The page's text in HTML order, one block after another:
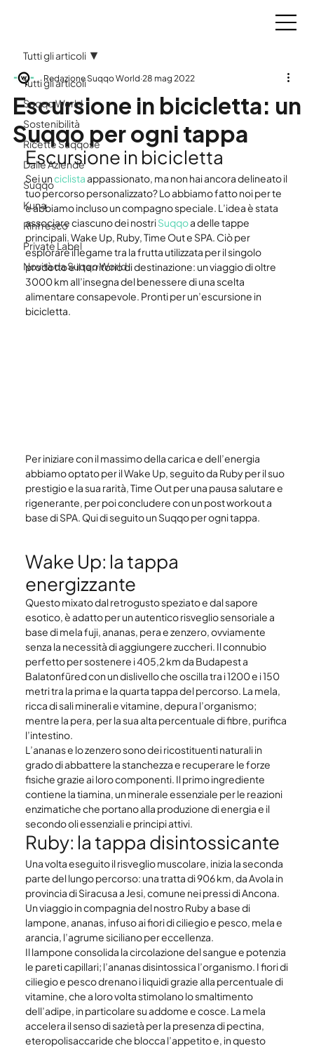
Tutti gli articoli
Suqqo World
Sostenibilità
Ricette Suqqose
Dalle Aziende
Suqqo
Kuna
Rinfresco
Private Label
Novità da Suqqo World
Tutti gli articoli
Escursione in bicicletta: un
Suqqo per ogni tappa
Redazione Suqqo World 28 mag 2022
Escursione in bicicletta
Sei un ciclista appassionato, ma non hai ancora delineato il
tuo percorso personalizzato? Lo abbiamo fatto noi per te
e abbiamo incluso un compagno speciale. L’idea è stata
associare ciascuno dei nostri Suqqo a delle tappe
principali. Wake Up, Ruby, Time Out e SPA. Ciò per
esplorare il legame tra la frutta utilizzata per il singolo
prodotto e il territorio di destinazione: un viaggio di oltre
3000 km all’insegna del benessere di una scelta
alimentare consapevole. Pronti per un’escursione in
bicicletta.
Per iniziare con il massimo della carica e dell’energia
abbiamo optato per il Wake Up, seguito da Ruby per il suo
prestigio e la sua rarità, Time Out per una pausa salutare e
rigenerante, per poi concludere con un post workout a
base di SPA. Qui di seguito un Suqqo per ogni tappa.
Wake Up: la tappa
energizzante
Questo mixato dal retrogusto speziato e dal sapore
esotico, è adatto per un autentico risveglio sensoriale a
base di mela fuji, ananas, pera e zenzero, ovviamente
senza la necessità di aggiungere zuccheri. Il connubio
perfetto per sostenere i 405,2 km da Budapest a
Balatonfüred con un dislivello che oscilla tra i 1200 e i 150
metri tra la prima e la quarta tappa del percorso. La mela,
ricca di sali minerali e vitamine, depura l’organismo;
mentre la pera, per la sua alta percentuale di fibre, purifica
l’intestino.
L’ananas e lo zenzero sono dei ricostituenti naturali in
grado di abbattere la stanchezza e recuperare le forze
fisiche grazie ai loro componenti. Il primo ingrediente
contiene la tiamina, un minerale essenziale per le reazioni
enzimatiche che portano alla produzione di energia e il
secondo oli essenziali e principi attivi.
Ruby: la tappa disintossicante
Una volta eseguito il risveglio muscolare, inizia la seconda
parte del lungo percorso: una tratta di 906 km, da Avola in
provincia di Siracusa a Jesi, comune nei pressi di Ancona.
Un viaggio in compagnia del nostro Ruby a base di
lampone, ananas, infuso ai fiori di ciliegio e pesco, mela e
arancia, l’agrume siciliano per eccellenza.
Il lampone consolida la circolazione del sangue e potenzia
le pareti capillari; l’ananas disintossica l’organismo. I fiori di
ciliegio e pesco drenano i liquidi grazie alla percentuale di
vitamine, che a loro volta stimolano lo smaltimento
dell’adipe, in particolare su addome e cosce. La mela
accelera il senso di sazietà per la presenza di pectina,
eteropolisaccaride che blocca l’appetito e, in questo